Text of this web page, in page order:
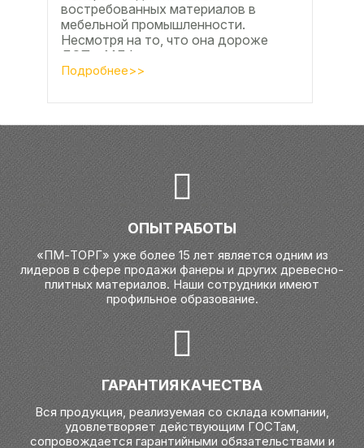
востребованных материалов в
мебельной промышленности.
Несмотря на то, что она дороже
ДСП и МДФ , ее очень часто
используют для изготовления...
Подробнее>>
ОПЫТ РАБОТЫ
«ПМ-ТОРГ» уже более 15 лет является одним из
лидеров в сфере продажи фанеры и других древесно-
плитных материалов. Наши сотрудники имеют
профильное образование.
ГАРАНТИЯ КАЧЕСТВА
Вся продукция, реализуемая со склада компании,
удовлетворяет действующим ГОСТам,
сопровождается гарантийными обязательствами и